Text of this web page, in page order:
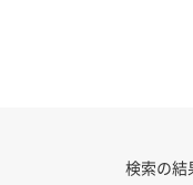
検索の結